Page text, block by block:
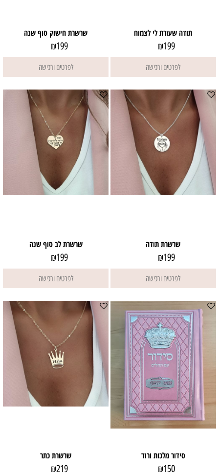
תודה שעזרת לי לצמוח
₪199
לפרטים ורכישה
שרשרת חישוק סוף שנה
₪199
לפרטים ורכישה
שרשרת תודה
₪199
לפרטים ורכישה
שרשרת לב סוף שנה
₪199
לפרטים ורכישה
סידור מלכות ורוד
₪150
שרשרת כתר
₪219